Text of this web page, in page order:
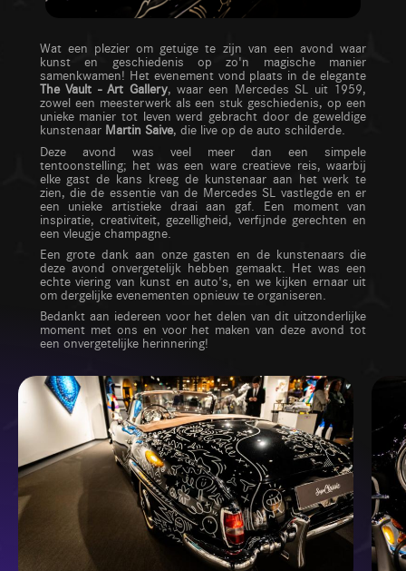
Wat een plezier om getuige te zijn van een avond waar
kunst en geschiedenis op zo'n magische manier
samenkwamen! Het evenement vond plaats in de elegante
The Vault - Art Gallery, waar een Mercedes SL uit 1959,
zowel een meesterwerk als een stuk geschiedenis, op een
unieke manier tot leven werd gebracht door de geweldige
kunstenaar Martin Saive, die live op de auto schilderde.
Deze avond was veel meer dan een simpele
tentoonstelling; het was een ware creatieve reis, waarbij
elke gast de kans kreeg de kunstenaar aan het werk te
zien, die de essentie van de Mercedes SL vastlegde en er
een unieke artistieke draai aan gaf. Een moment van
inspiratie, creativiteit, gezelligheid, verfijnde gerechten en
een vleugje champagne.
Een grote dank aan onze gasten en de kunstenaars die
deze avond onvergetelijk hebben gemaakt. Het was een
echte viering van kunst en auto's, en we kijken ernaar uit
om dergelijke evenementen opnieuw te organiseren.
Bedankt aan iedereen voor het delen van dit uitzonderlijke
moment met ons en voor het maken van deze avond tot
een onvergetelijke herinnering!